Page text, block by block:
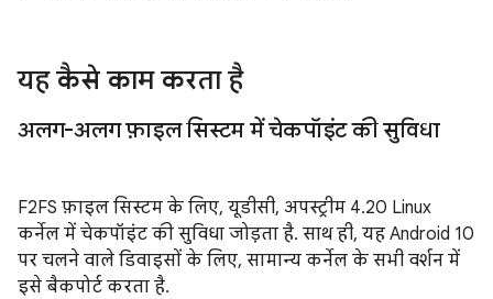
यह कैसे काम करता है
अलग-अलग फ़ाइल सिस्टम में चेकपॉइंट की सुविधा
F2FS फ़ाइल सिस्टम के लिए, यूडीसी, अपस्ट्रीम 4.20 Linux
कर्नेल में चेकपॉइंट की सुविधा जोड़ता है. साथ ही, यह Android 10
पर चलने वाले डिवाइसों के लिए, सामान्य कर्नेल के सभी वर्शन में
इसे बैकपोर्ट करता है.